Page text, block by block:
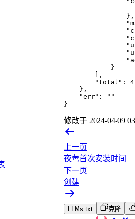
} ,
}
] ,
"total" :
4
} ,
"err" :
""
}
修改于 2024-04-09
上一页
夜莺首次安装时间
下一页
创建
LLMs.txt 克隆